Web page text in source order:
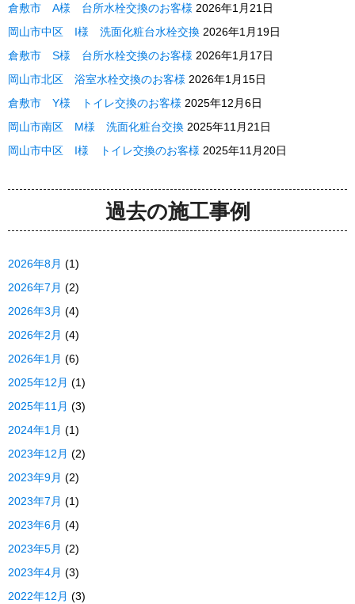
倉敷市 A様 台所水栓交換のお客様 2026年1月21日
岡山市中区 I様 洗面化粧台水栓交換 2026年1月19日
倉敷市 S様 台所水栓交換のお客様 2026年1月17日
岡山市北区 浴室水栓交換のお客様 2026年1月15日
倉敷市 Y様 トイレ交換のお客様 2025年12月6日
岡山市南区 M様 洗面化粧台交換 2025年11月21日
岡山市中区 I様 トイレ交換のお客様 2025年11月20日
過去の施工事例
2026年8月 (1)
2026年7月 (2)
2026年3月 (4)
2026年2月 (4)
2026年1月 (6)
2025年12月 (1)
2025年11月 (3)
2024年1月 (1)
2023年12月 (2)
2023年9月 (2)
2023年7月 (1)
2023年6月 (4)
2023年5月 (2)
2023年4月 (3)
2022年12月 (3)